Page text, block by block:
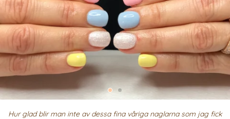
Hur glad blir man inte av dessa fina våriga naglarna som jag fick